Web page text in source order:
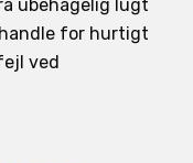
ubehagelig lugt
for hurtigt
ved